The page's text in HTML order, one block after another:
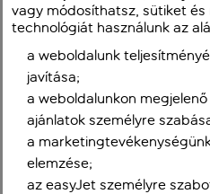
vagy módosíthatsz, sütiket
technológiát használunk az
a weboldalunk
javítása;
a weboldalunkon
ajánlatok személyre
a
elemzése;
az easyJet személyre